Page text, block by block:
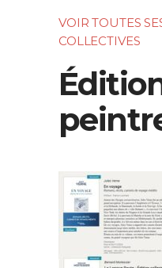
VOIR TOUTES
COLLECTIVES